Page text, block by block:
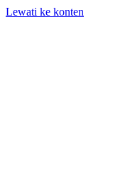
Lewati ke konten